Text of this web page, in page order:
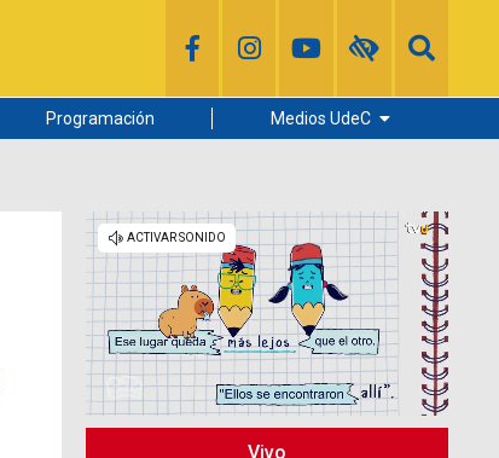
Programación Medios UdeC
Radio UdeC
Noticias UdeC
La Discusión
Vivo